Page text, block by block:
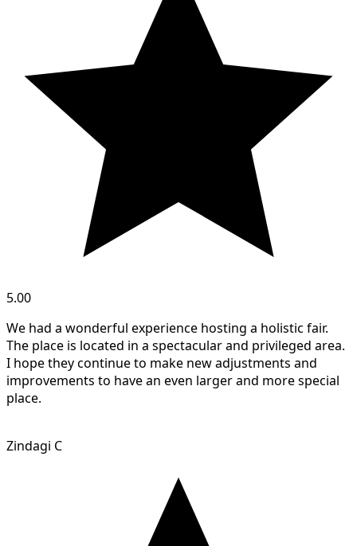
5.00
We had a wonderful experience hosting a holistic fair.
The place is located in a spectacular and privileged area.
I hope they continue to make new adjustments and
improvements to have an even larger and more special
place.
Zindagi C